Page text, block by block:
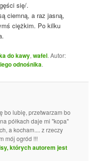
się/.
ciemną, a raz jasną,
ciężkim. Po kilku
do kawy,wafel. Autor:
odnośnika.
bo lubię, przetwarzam bo
półkach daje mi "kopa"
a kocham.... z rzeczy
mój ogród !!!
których autorem jest